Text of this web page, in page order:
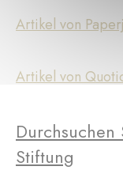
Artikel von
Artikel von
Stiftung